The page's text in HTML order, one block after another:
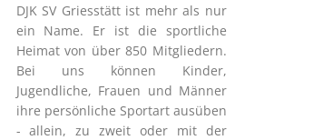
DJK SV Griesstätt ist mehr als nur
ein Name. Er ist die sportliche
Heimat von über 850 Mitgliedern.
Bei uns können Kinder,
Jugendliche, Frauen und Männer
ihre persönliche Sportart ausüben
- allein, zu zweit oder mit der